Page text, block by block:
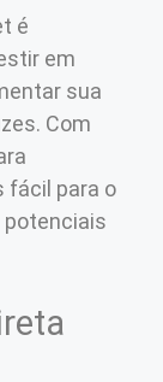
é
em
sua
Com
fácil para o
potenciais